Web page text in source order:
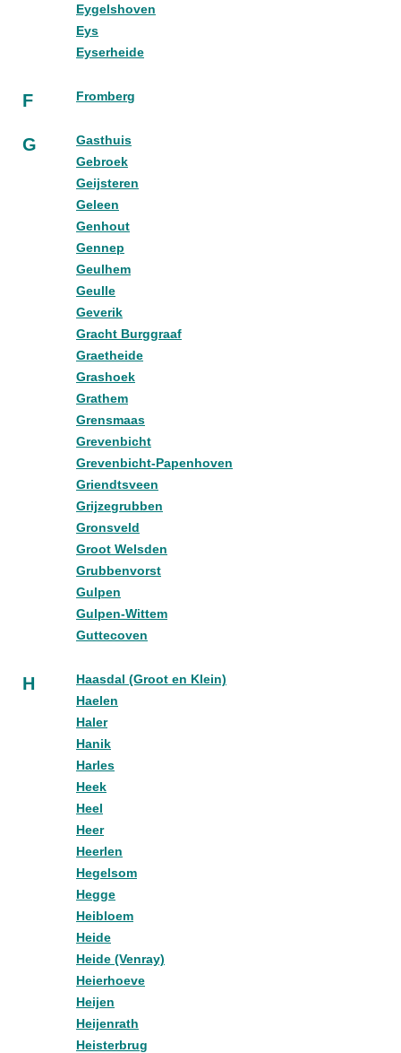
Eygelshoven
Eys
Eyserheide
F Fromberg
G
Gasthuis
Gebroek
Geijsteren
Geleen
Genhout
Gennep
Geulhem
Geulle
Geverik
Gracht Burggraaf
Graetheide
Grashoek
Grathem
Grensmaas
Grevenbicht
Grevenbicht-Papenhoven
Griendtsveen
Grijzegrubben
Gronsveld
Groot Welsden
Grubbenvorst
Gulpen
Gulpen-Wittem
Guttecoven
H
Haasdal (Groot en Klein)
Haelen
Haler
Hanik
Harles
Heek
Heel
Heer
Heerlen
Hegelsom
Hegge
Heibloem
Heide
Heide (Venray)
Heierhoeve
Heijen
Heijenrath
Heisterbrug